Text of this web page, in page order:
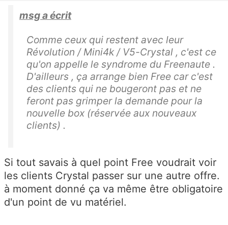
msg a écrit
Comme ceux qui restent avec leur
Révolution / Mini4k / V5-Crystal , c'est ce
qu'on appelle le syndrome du Freenaute .
D'ailleurs , ça arrange bien Free car c'est
des clients qui ne bougeront pas et ne
feront pas grimper la demande pour la
nouvelle box (réservée aux nouveaux
clients) .
Si tout savais à quel point Free voudrait voir
les clients Crystal passer sur une autre offre.
à moment donné ça va même être obligatoire
d'un point de vu matériel.